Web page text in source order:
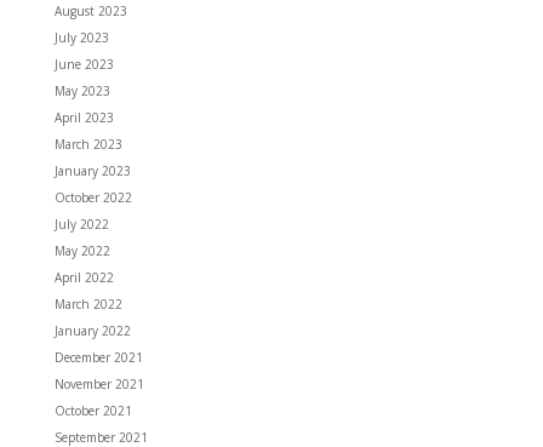
August 2023
July 2023
June 2023
May 2023
April 2023
March 2023
January 2023
October 2022
July 2022
May 2022
April 2022
March 2022
January 2022
December 2021
November 2021
October 2021
September 2021